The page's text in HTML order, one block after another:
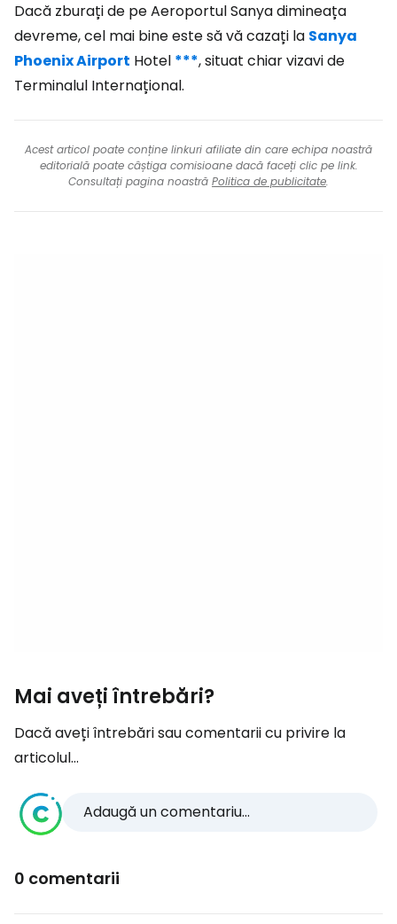
Dacă zburați de pe Aeroportul Sanya dimineața
devreme, cel mai bine este să vă cazați la Sanya
Phoenix Airport Hotel ***, situat chiar vizavi de
Terminalul Internațional.
Acest articol poate conține linkuri afiliate din care echipa noastră
editorială poate câștiga comisioane dacă faceți clic pe link.
Consultați pagina noastră Politica de publicitate.
Mai aveți întrebări?
Dacă aveți întrebări sau comentarii cu privire la
articolul...
Adaugă un comentariu...
0 comentarii